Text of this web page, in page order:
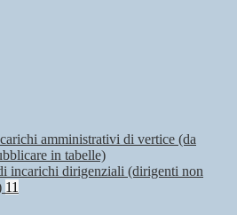
amministrativi di vertice (da
in tabelle)
incarichi dirigenziali (dirigenti non
11